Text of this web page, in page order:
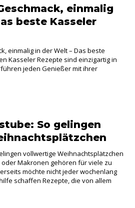
einmalig
beste Kasseler
einmalig in der Welt – Das beste
Kasseler Rezepte sind einzigartig in
jeden Genießer mit ihrer
So gelingen
vollwertige Weihnachtsplätzchen
Makronen gehören für viele zu
möchte nicht jeder wochenlang
schaffen Rezepte, die von allem